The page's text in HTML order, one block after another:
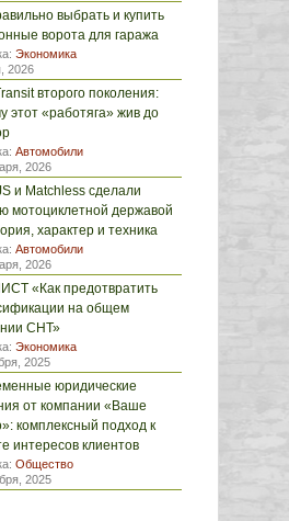
выбрать и купить
ворота для гаража
Экономика
2026
второго поколения:
этот «работяга» жив до
Автомобили
2026
и Matchless сделали
мотоциклетной державой
характер и техника
Автомобили
2026
«Как предотвратить
на общем
СНТ»
Экономика
2025
юридические
от компании «Ваше
комплексный подход к
интересов клиентов
Общество
2025